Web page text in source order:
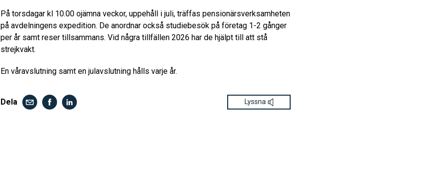
På torsdagar kl 10.00 ojämna veckor, uppehåll i juli, träffas pensionärsverksamheten
på avdelningens expedition. De anordnar också studiebesök på företag 1-2 gånger
per år samt reser tillsammans. Vid några tillfällen 2026 har de hjälpt till att stå
strejkvakt.
En våravslutning samt en julavslutning hålls varje år.
Dela Lyssna